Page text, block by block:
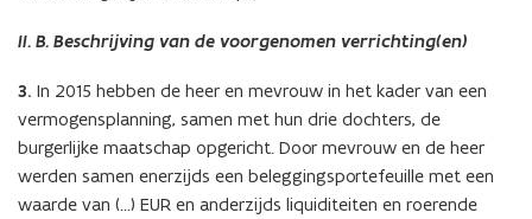
II. B. Beschrijving van de voorgenomen verrichting(en)
3. In 2015 hebben de heer en mevrouw in het kader van een
vermogensplanning, samen met hun drie dochters, de
burgerlijke maatschap opgericht. Door mevrouw en de heer
werden samen enerzijds een beleggingsportefeuille met een
waarde van (…) EUR en anderzijds liquiditeiten en roerende